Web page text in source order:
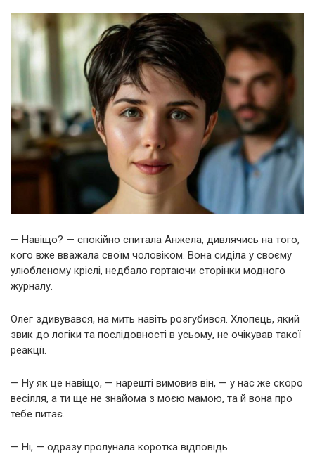
— Навіщо? — спокійно спитала Анжела, дивлячись на того,
кого вже вважала своїм чоловіком. Вона сиділа у своєму
улюбленому кріслі, недбало гортаючи сторінки модного
журналу.
Олег здивувався, на мить навіть розгубився. Хлопець, який
звик до логіки та послідовності в усьому, не очікував такої
реакції.
— Ну як це навіщо, — нарешті вимовив він, — у нас же скоро
весілля, а ти ще не знайома з моєю мамою, та й вона про
тебе питає.
— Ні, — одразу пролунала коротка відповідь.